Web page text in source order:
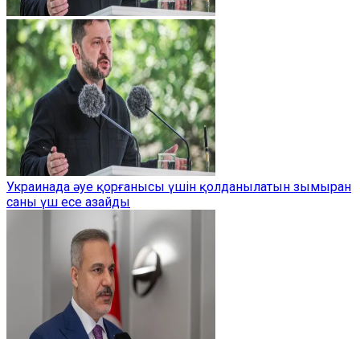
Украинада әуе қорғанысы үшін қолданылатын зымыран
саны үш есе азайды